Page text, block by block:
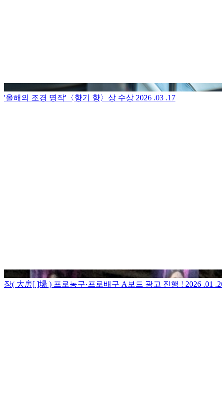
'올해의 조경 명작'〈향기 향〉상 수상 2026 .03 .17
장( 大房[ ]場 ) 프로농구·프로배구 A보드 광고 진행 ! 2026 .01